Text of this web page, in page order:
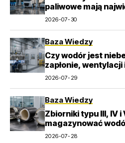
paliwowe mają
transporcie
2026-07-30
Baza Wiedzy
Czy wodór jest
zapłonie,
2026-07-29
Baza Wiedzy
Zbiorniki typu III, IV
magazynować
ciśnieniem?
2026-07-28